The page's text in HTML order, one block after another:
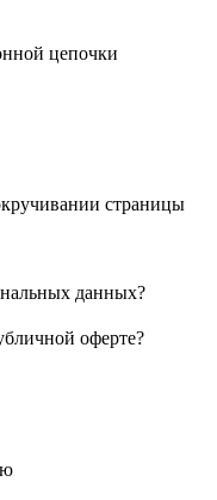
цепочки
страницы
данных?
оферте?